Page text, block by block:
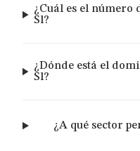
¿Cuál es el número
Sl?
¿Dónde está el
Sl?
¿A qué sector